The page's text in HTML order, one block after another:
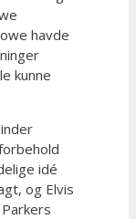
havde
kunne
idé
og Elvis